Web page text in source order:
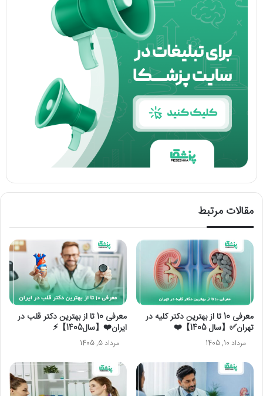
مقالات مرتبط
معرفی 10 تا از بهترین دکتر کلیه در
تهران✅【سال 1405】❤️
مرداد 10, 1405
معرفی 10 تا از بهترین دکتر قلب در
ایران❤️【سال1405】⚡️
مرداد 5, 1405